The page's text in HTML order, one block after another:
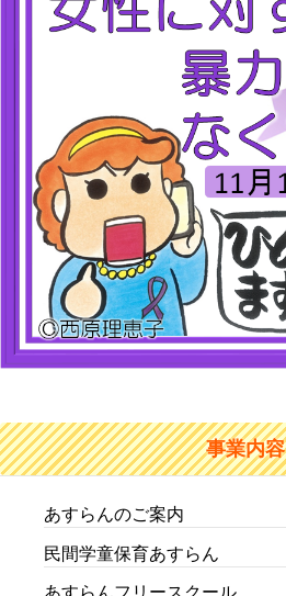
事業内容
あすらんのご案内
民間学童保育あすらん